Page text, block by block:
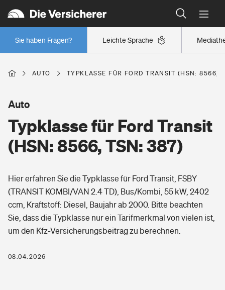
Leichte Sprache
Sie haben Fragen?
Wer versichert was: Jetzt Versicherer finden
Regionalklassen: So ist Ihre Region eingestuft
Wer versichert was: Jetzt Versicherer finden
Berufsunfähigkeitsversicherung
Erwerbsunfähigkeitsversicherung
Grundfähigkeitsversicherung
Arbeitsrechtsschutz
Berufshaftpflichtversicherung
Zur Übersicht
Wohnen
Elementarversicherung
Freizeit
Pri­vate Haft­pflicht­
Gesundheit
Private Krankenversicherung
AUTO TYPKLASSE FÜR FORD TRANSIT (HSN: 8566,
Typklasse für Ford Transit
(HSN: 8566, TSN: 387)
Auto
Hier erfahren Sie die Typklasse für Ford Transit, FSBY
(TRANSIT KOMBI/VAN 2.4 TD), Bus/Kombi, 55 kW, 2402
ccm, Kraftstoff: Diesel, Baujahr ab 2000. Bitte beachten
Sie, dass die Typklasse nur ein Tarifmerkmal von vielen ist,
um den Kfz-Versicherungsbeitrag zu berechnen.
08.04.2026